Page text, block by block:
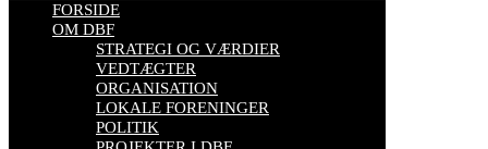
FORSIDE
OM DBF
STRATEGI OG VÆRDIER
VEDTÆGTER
ORGANISATION
LOKALE FORENINGER
POLITIK